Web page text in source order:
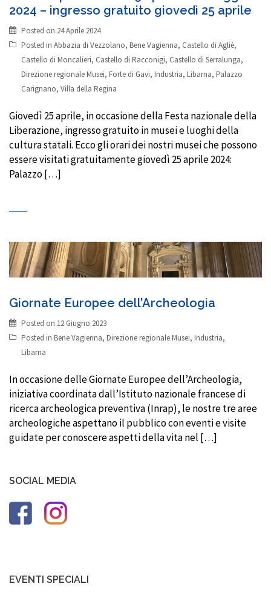
2024 – ingresso gratuito giovedì 25 aprile
Posted on 24 Aprile 2024
Posted in Abbazia di Vezzolano, Bene Vagienna, Castello di Agliè,
Castello di Moncalieri, Castello di Racconigi, Castello di Serralunga,
Direzione regionale Musei, Forte di Gavi, Industria, Libarna, Palazzo
Carignano, Villa della Regina
Giovedì 25 aprile, in occasione della Festa nazionale della
Liberazione, ingresso gratuito in musei e luoghi della
cultura statali. Ecco gli orari dei nostri musei che possono
essere visitati gratuitamente giovedì 25 aprile 2024:
Palazzo […]
Giornate Europee dell’Archeologia
Posted on 12 Giugno 2023
Posted in Bene Vagienna, Direzione regionale Musei, Industria,
Libarna
In occasione delle Giornate Europee dell’Archeologia,
iniziativa coordinata dall’Istituto nazionale francese di
ricerca archeologica preventiva (Inrap), le nostre tre aree
archeologiche aspettano il pubblico con eventi e visite
guidate per conoscere aspetti della vita nel […]
SOCIAL MEDIA
EVENTI SPECIALI